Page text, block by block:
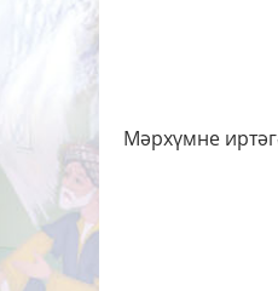
Мәрхүмне